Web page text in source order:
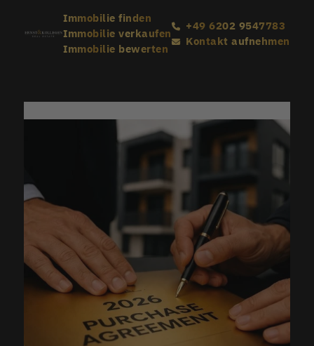
Immobilie finden
Immobilie verkaufen
Immobilie bewerten
+49 6202 9547783
Kontakt aufnehmen